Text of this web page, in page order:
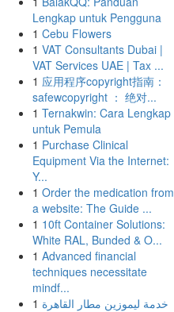
Lengkap untuk Pengguna
1 Cebu Flowers
1 VAT Consultants Dubai |
VAT Services UAE | Tax ...
1 应用程序copyright指南：
safewcopyright ： 绝对...
1 Ternakwin: Cara Lengkap
untuk Pemula
1 Purchase Clinical
Equipment Via the Internet:
Y...
1 Order the medication from
a website: The Guide ...
1 10ft Container Solutions:
White RAL, Bunded & O...
1 Advanced financial
techniques necessitate
mindf...
1 خدمة ليموزين مطار القاهرة